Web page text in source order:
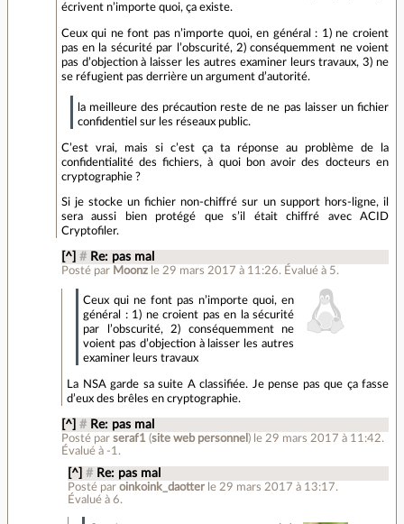
écrivent n’importe quoi, ça existe.
Ceux qui ne font pas n’importe quoi, en général : 1) ne croient
pas en la sécurité par l’obscurité, 2) conséquemment ne voient
pas d’objection à laisser les autres examiner leurs travaux, 3) ne
se réfugient pas derrière un argument d’autorité.
la meilleure des précaution reste de ne pas laisser un fichier
confidentiel sur les réseaux public.
C’est vrai, mais si c’est ça ta réponse au problème de la
confidentialité des fichiers, à quoi bon avoir des docteurs en
cryptographie ?
Si je stocke un fichier non-chiffré sur un support hors-ligne, il
sera aussi bien protégé que s’il était chiffré avec ACID
Cryptofiler.
[^] # Re: pas mal
Posté par Moonz le 29 mars 2017 à 11:26. Évalué à 5.
Ceux qui ne font pas n’importe quoi, en
général : 1) ne croient pas en la sécurité
par l’obscurité, 2) conséquemment ne
voient pas d’objection à laisser les autres
examiner leurs travaux
La NSA garde sa suite A classifiée. Je pense pas que ça fasse
d’eux des brêles en cryptographie.
[^] # Re: pas mal
Posté parseraf1 (site web personnel ) le 29 mars 2017 à 11:42.
Évalué à -1 .
[^] # Re: pas mal
Posté par oinkoink_daotter le 29 mars 2017 à 13:17.
Évalué à 6.